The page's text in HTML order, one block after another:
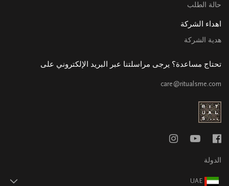
حالة الطلب
اهداء الشركة
هدية الشركة
تحتاج مساعدة؟ يرجى مراسلتنا عبر البريد الإلكتروني على
care@ritualsme.com
الدولة
UAE